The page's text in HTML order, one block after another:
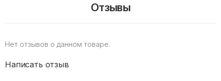
Отзывы
Нет отзывов о данном товаре.
Написать отзыв